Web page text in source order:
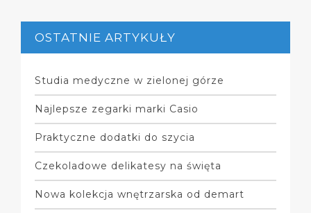
OSTATNIE ARTYKUŁY
Studia medyczne w zielonej górze
Najlepsze zegarki marki Casio
Praktyczne dodatki do szycia
Czekoladowe delikatesy na święta
Nowa kolekcja wnętrzarska od demart